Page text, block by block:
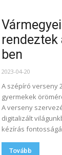
rendeztek
ben
2023-04-20
A szépíró verseny
gyermekek
A verseny
digitalizált
kézírás
Tovább